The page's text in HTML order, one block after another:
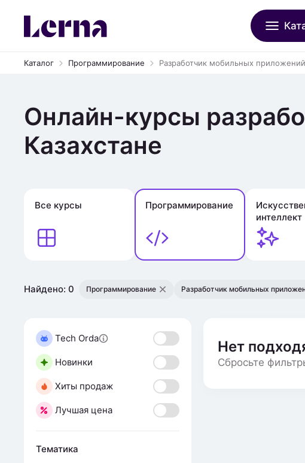
Каталог Программирование Разработчик мобильных приложений
Онлайн-курсы
Казахстане
Все курсы Программирование
интеллект
Найдено: 0 Программирование Разработчик мобильных
Tech Orda
Новинки
Хиты продаж
Лучшая цена
Тематика
Нет
Сбросьте